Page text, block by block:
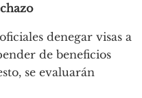
denegar visas a
de beneficios
se evaluarán